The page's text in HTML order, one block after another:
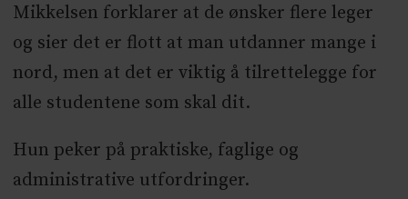
Mikkelsen forklarer at de ønsker flere leger
og sier det er flott at man utdanner mange i
nord, men at det er viktig å tilrettelegge for
alle studentene som skal dit.
Hun peker på praktiske, faglige og
administrative utfordringer.